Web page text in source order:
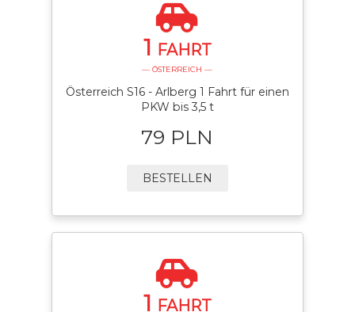
1 FAHRT
— ÖSTERREICH —
Österreich S16 - Arlberg 1 Fahrt für einen
PKW bis 3,5 t
79 PLN
BESTELLEN
1 FAHRT